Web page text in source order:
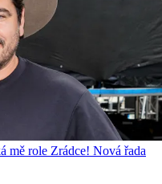
mě role Zrádce! Nová řada